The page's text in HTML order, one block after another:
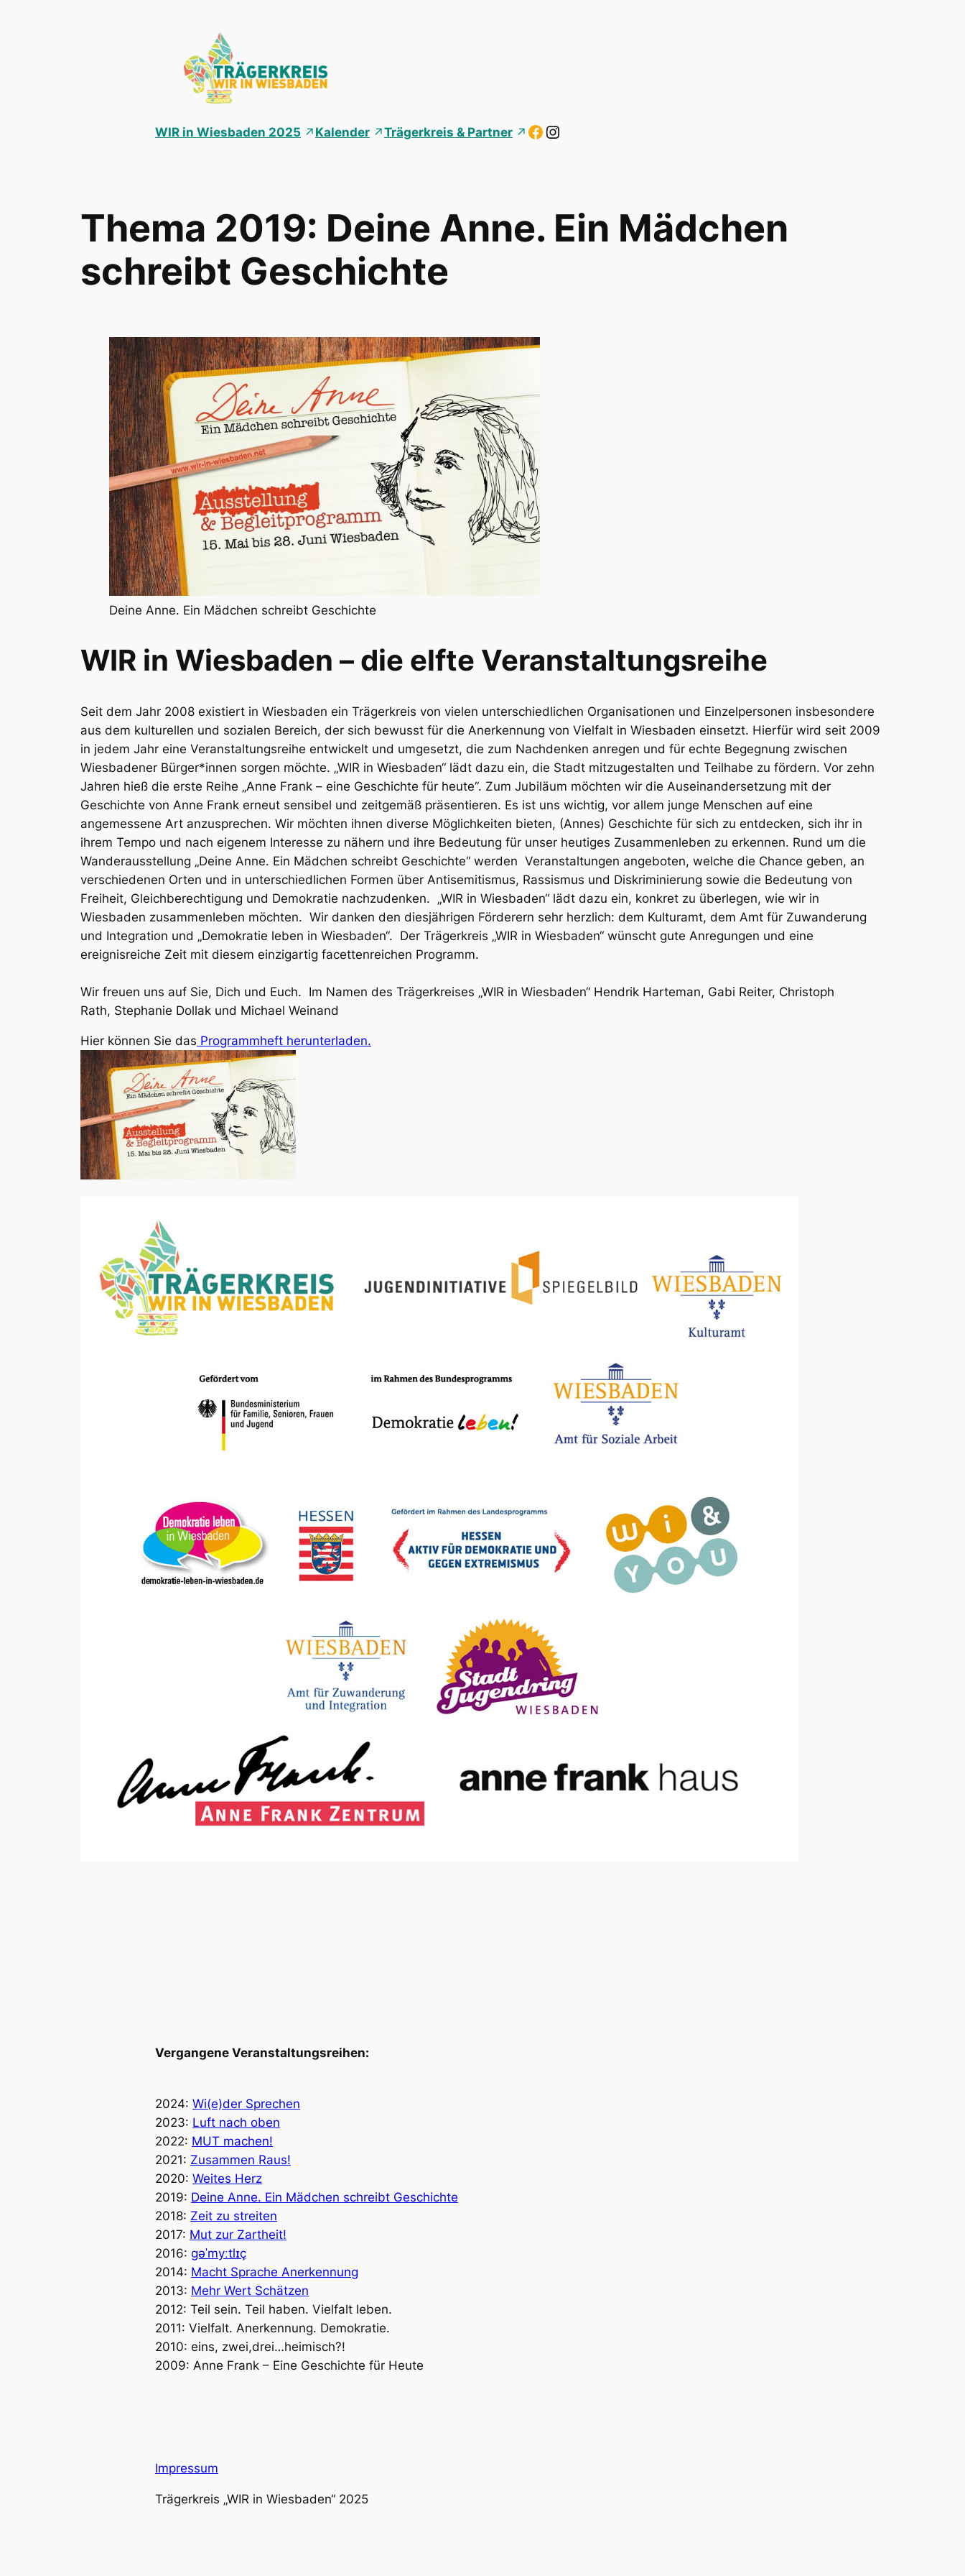
WIR in Wiesbaden 2025 Kalender Trägerkreis & Partner Facebook
Instagram
Thema 2019: Deine Anne. Ein Mädchen
schreibt Geschichte
Deine Anne. Ein Mädchen schreibt Geschichte
WIR in Wiesbaden – die elfte Veranstaltungsreihe
Seit dem Jahr 2008 existiert in Wiesbaden ein Trägerkreis von vielen unterschiedlichen Organisationen und Einzelpersonen insbesondere
aus dem kulturellen und sozialen Bereich, der sich bewusst für die Anerkennung von Vielfalt in Wiesbaden einsetzt. Hierfür wird seit 2009
in jedem Jahr eine Veranstaltungsreihe entwickelt und umgesetzt, die zum Nachdenken anregen und für echte Begegnung zwischen
Wiesbadener Bürger*innen sorgen möchte. „WIR in Wiesbaden“ lädt dazu ein, die Stadt mitzugestalten und Teilhabe zu fördern. Vor zehn
Jahren hieß die erste Reihe „Anne Frank – eine Geschichte für heute“. Zum Jubiläum möchten wir die Auseinandersetzung mit der
Geschichte von Anne Frank erneut sensibel und zeitgemäß präsentieren. Es ist uns wichtig, vor allem junge Menschen auf eine
angemessene Art anzusprechen. Wir möchten ihnen diverse Möglichkeiten bieten, (Annes) Geschichte für sich zu entdecken, sich ihr in
ihrem Tempo und nach eigenem Interesse zu nähern und ihre Bedeutung für unser heutiges Zusammenleben zu erkennen. Rund um die
Wanderausstellung „Deine Anne. Ein Mädchen schreibt Geschichte“ werden Veranstaltungen angeboten, welche die Chance geben, an
verschiedenen Orten und in unterschiedlichen Formen über Antisemitismus, Rassismus und Diskriminierung sowie die Bedeutung von
Freiheit, Gleichberechtigung und Demokratie nachzudenken. „WIR in Wiesbaden“ lädt dazu ein, konkret zu überlegen, wie wir in
Wiesbaden zusammenleben möchten. Wir danken den diesjährigen Förderern sehr herzlich: dem Kulturamt, dem Amt für Zuwanderung
und Integration und „Demokratie leben in Wiesbaden“. Der Trägerkreis „WIR in Wiesbaden“ wünscht gute Anregungen und eine
ereignisreiche Zeit mit diesem einzigartig facettenreichen Programm.
Wir freuen uns auf Sie, Dich und Euch. Im Namen des Trägerkreises „WIR in Wiesbaden“ Hendrik Harteman, Gabi Reiter, Christoph
Rath, Stephanie Dollak und Michael Weinand
Hier können Sie das Programmheft herunterladen.
Vergangene Veranstaltungsreihen:
2024: Wi(e)der Sprechen
2023: Luft nach oben
2022: MUT machen!
2021: Zusammen Raus!
2020: Weites Herz
2019: Deine Anne. Ein Mädchen schreibt Geschichte
2018: Zeit zu streiten
2017: Mut zur Zartheit!
2016: ɡəˈmyːtlɪç
2014: Macht Sprache Anerkennung
2013: Mehr Wert Schätzen
2012: Teil sein. Teil haben. Vielfalt leben.
2011: Vielfalt. Anerkennung. Demokratie.
2010: eins, zwei,drei…heimisch?!
2009: Anne Frank – Eine Geschichte für Heute
Impressum
Trägerkreis „WIR in Wiesbaden“ 2025